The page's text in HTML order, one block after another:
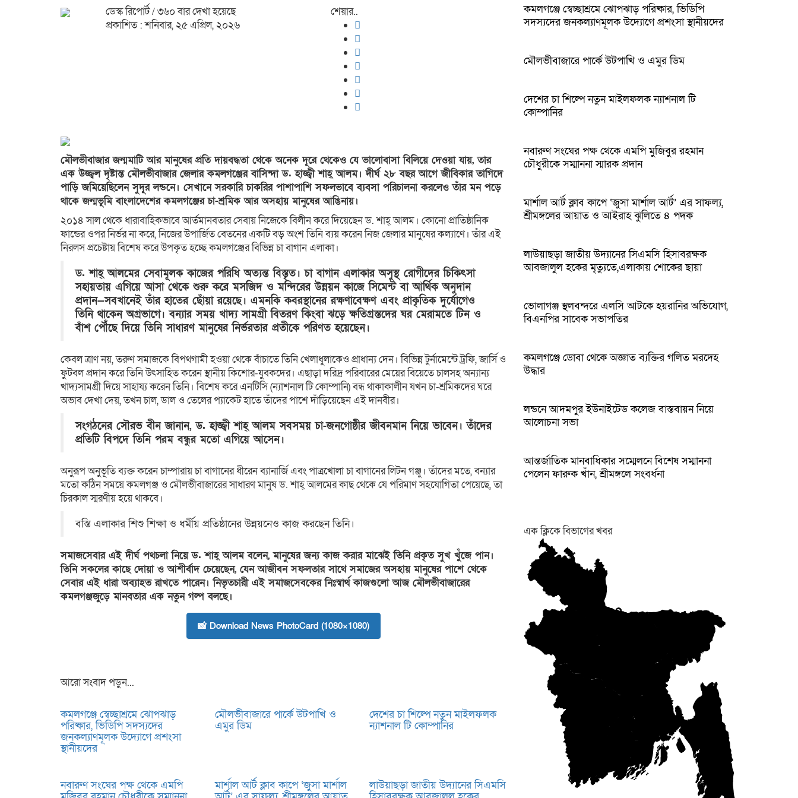
ডেস্ক রিপোর্ট/ ৩৬০ বার দেখা হয়েছে
প্রকাশিত : শনিবার, ২৫ এপ্রিল, ২০২৬
শেয়ার..
মৌলভীবাজার জন্মমাটি আর মানুষের প্রতি দায়বদ্ধতা থেকে অনেক দূরে থেকেও যে ভালোবাসা বিলিয়ে দেওয়া যায়, তার
এক উজ্জ্বল দৃষ্টান্ত মৌলভীবাজার জেলার কমলগঞ্জের বাসিন্দা ড. হাজ্জ্বী শাহ্ আলম। দীর্ঘ ২৮ বছর আগে জীবিকার তাগিদে
পাড়ি জমিয়েছিলেন সুদূর লন্ডনে। সেখানে সরকারি চাকরির পাশাপাশি সফলভাবে ব্যবসা পরিচালনা করলেও তাঁর মন পড়ে
থাকে জন্মভূমি বাংলাদেশের কমলগঞ্জের চা-শ্রমিক আর অসহায় মানুষের আঙিনায়।
২০১৪ সাল থেকে ধারাবাহিকভাবে আর্তমানবতার সেবায় নিজেকে বিলীন করে দিয়েছেন ড. শাহ্ আলম। কোনো প্রাতিষ্ঠানিক
ফান্ডের ওপর নির্ভর না করে, নিজের উপার্জিত বেতনের একটি বড় অংশ তিনি ব্যয় করেন নিজ জেলার মানুষের কল্যাণে। তাঁর এই
নিরলস প্রচেষ্টায় বিশেষ করে উপকৃত হচ্ছে কমলগঞ্জের বিভিন্ন চা বাগান এলাকা।
ড. শাহ্ আলমের সেবামূলক কাজের পরিধি অত্যন্ত বিস্তৃত। চা বাগান এলাকার অসুস্থ রোগীদের চিকিৎসা
সহায়তায় এগিয়ে আসা থেকে শুরু করে মসজিদ ও মন্দিরের উন্নয়ন কাজে সিমেন্ট বা আর্থিক অনুদান
প্রদান—সবখানেই তাঁর হাতের ছোঁয়া রয়েছে। এমনকি কবরস্থানের রক্ষণাবেক্ষণ এবং প্রাকৃতিক দুর্যোগেও
তিনি থাকেন অগ্রভাগে। বন্যার সময় খাদ্য সামগ্রী বিতরণ কিংবা ঝড়ে ক্ষতিগ্রস্তদের ঘর মেরামতে টিন ও
বাঁশ পৌঁছে দিয়ে তিনি সাধারণ মানুষের নির্ভরতার প্রতীকে পরিণত হয়েছেন।
কেবল ত্রাণ নয়, তরুণ সমাজকে বিপথগামী হওয়া থেকে বাঁচাতে তিনি খেলাধুলাকেও প্রাধান্য দেন। বিভিন্ন টুর্নামেন্টে ট্রফি, জার্সি ও
ফুটবল প্রদান করে তিনি উৎসাহিত করেন স্থানীয় কিশোর-যুবকদের। এছাড়া দরিদ্র পরিবারের মেয়ের বিয়েতে চালসহ অন্যান্য
খাদ্যসামগ্রী দিয়ে সাহায্য করেন তিনি। বিশেষ করে এনটিসি (ন্যাশনাল টি কোম্পানি) বন্ধ থাকাকালীন যখন চা-শ্রমিকদের ঘরে
অভাব দেখা দেয়, তখন চাল, ডাল ও তেলের প্যাকেট হাতে তাঁদের পাশে দাঁড়িয়েছেন এই দানবীর।
সংগঠনের সৌরভ বীন জানান, ড. হাজ্জ্বী শাহ্ আলম সবসময় চা-জনগোষ্ঠীর জীবনমান নিয়ে ভাবেন। তাঁদের
প্রতিটি বিপদে তিনি পরম বন্ধুর মতো এগিয়ে আসেন।
অনুরূপ অনুভূতি ব্যক্ত করেন চাম্পারায় চা বাগানের ধীরেন ব্যানার্জি এবং পাত্রখোলা চা বাগানের লিটন গঞ্জু। তাঁদের মতে, বন্যার
মতো কঠিন সময়ে কমলগঞ্জ ও মৌলভীবাজারের সাধারণ মানুষ ড. শাহ্ আলমের কাছ থেকে যে পরিমাণ সহযোগিতা পেয়েছে, তা
চিরকাল স্মরণীয় হয়ে থাকবে।
বস্তি এলাকার শিশু শিক্ষা ও ধর্মীয় প্রতিষ্ঠানের উন্নয়নেও কাজ করছেন তিনি।
সমাজসেবার এই দীর্ঘ পথচলা নিয়ে ড. শাহ্ আলম বলেন, মানুষের জন্য কাজ করার মাঝেই তিনি প্রকৃত সুখ খুঁজে পান।
তিনি সকলের কাছে দোয়া ও আশীর্বাদ চেয়েছেন, যেন আজীবন সফলতার সাথে সমাজের অসহায় মানুষের পাশে থেকে
সেবার এই ধারা অব্যাহত রাখতে পারেন। নিভৃতচারী এই সমাজসেবকের নিঃস্বার্থ কাজগুলো আজ মৌলভীবাজারের
কমলগঞ্জজুড়ে মানবতার এক নতুন গল্প বলছে।
📸 Download News PhotoCard (1080×1080)
আরো সংবাদ পড়ুন...
কমলগঞ্জে স্বেচ্ছাশ্রমে ঝোপঝাড়
পরিষ্কার, ভিডিপি সদস্যদের
জনকল্যাণমূলক উদ্যোগে প্রশংসা
স্থানীয়দের
মৌলভীবাজারে পার্কে উটপাখি ও
এমুর ডিম
দেশের চা শিল্পে নতুন মাইলফলক
ন্যাশনাল টি কোম্পানির
নবারুণ সংঘের পক্ষ থেকে এমপি
মার্শাল আর্ট ক্লাব কাপে ‘জুসা মার্শাল
লাউয়াছড়া জাতীয় উদ্যানের সিএমসি
কমলগঞ্জে স্বেচ্ছাশ্রমে ঝোপঝাড় পরিষ্কার, ভিডিপি
সদস্যদের জনকল্যাণমূলক উদ্যোগে প্রশংসা স্থানীয়দের
মৌলভীবাজারে পার্কে উটপাখি ও এমুর ডিম
দেশের চা শিল্পে নতুন মাইলফলক ন্যাশনাল টি
কোম্পানির
নবারুণ সংঘের পক্ষ থেকে এমপি মুজিবুর রহমান
চৌধুরীকে সম্মাননা স্মারক প্রদান
মার্শাল আর্ট ক্লাব কাপে ‘জুসা মার্শাল আর্ট’ এর সাফল্য,
শ্রীমঙ্গলের আয়াত ও আইরাহ ঝুলিতে ৪ পদক
লাউয়াছড়া জাতীয় উদ্যানের সিএমসি হিসাবরক্ষক
আবজালুল হকের মৃত্যুতে,এলাকায় শোকের ছায়া
ভোলাগঞ্জ স্থলবন্দরে এলসি আটকে হয়রানির অভিযোগ,
বিএনপির সাবেক সভাপতির
কমলগঞ্জে ডোবা থেকে অজ্ঞাত ব্যক্তির গলিত মরদেহ
উদ্ধার
লন্ডনে আদমপুর ইউনাইটেড কলেজ বাস্তবায়ন নিয়ে
আলোচনা সভা
আন্তর্জাতিক মানবাধিকার সম্মেলনে বিশেষ সম্মাননা
পেলেন ফারুক খাঁন, শ্রীমঙ্গলে সংবর্ধনা
এক ক্লিকে বিভাগের খবর